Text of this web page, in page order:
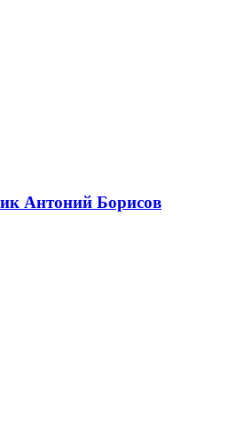
Антоний Борисов